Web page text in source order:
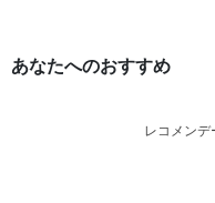
あなたへのおすすめ
レコメンデ